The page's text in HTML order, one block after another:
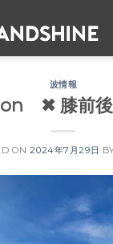
波情報
✖︎ 膝前後
ON2024年7月29日